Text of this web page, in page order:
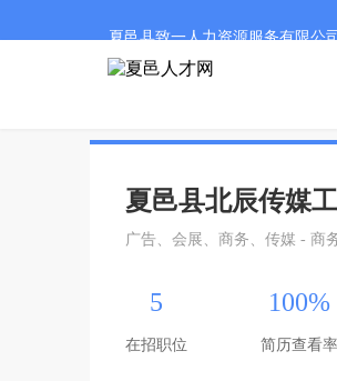
夏邑县致一人力资源服务有限公
夏邑县北辰传媒
广告、会展、商务、传媒 - 商
5
在招职位
100%
简历查看率